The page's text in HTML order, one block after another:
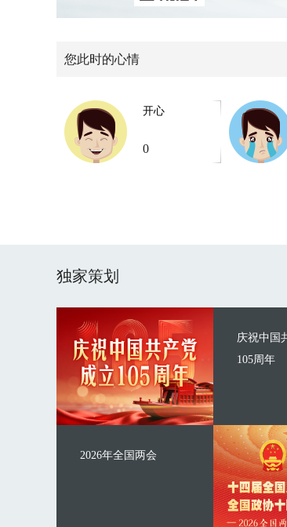
您此时的心情
开心
0
独家策划
庆祝中国
105周年
2026年全国两会